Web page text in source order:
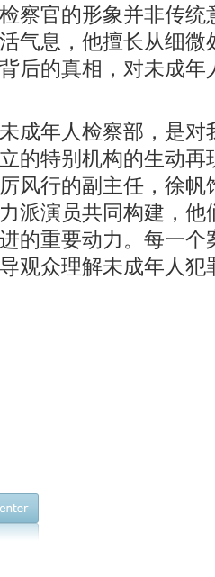
察官的形象并非传统
气息，他擅长从细微
后的真相，对未成年
年人检察部，是对
的特别机构的生动再
风行的副主任，徐
派演员共同构建，他
的重要动力。每一个
观众理解未成年人犯